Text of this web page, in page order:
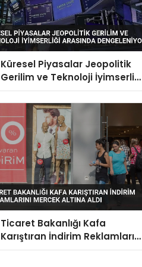
Küresel Piyasalar Jeopolitik
Gerilim ve Teknoloji
Arasında Dengeleniyor
Ticaret Bakanlığı Kafa
Karıştıran İndirim
Mercek Altına Aldı